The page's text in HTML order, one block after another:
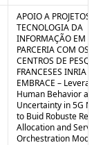
APOIO A PROJETOS
TECNOLOGIA DA
INFORMAÇÃO EM
PARCERIA COM OS
CENTROS DE
FRANCESES INRIA
EMBRACE –
Human Behavior
Uncertainty in 5G
to Buid Robuste
Allocation and
Orchestration